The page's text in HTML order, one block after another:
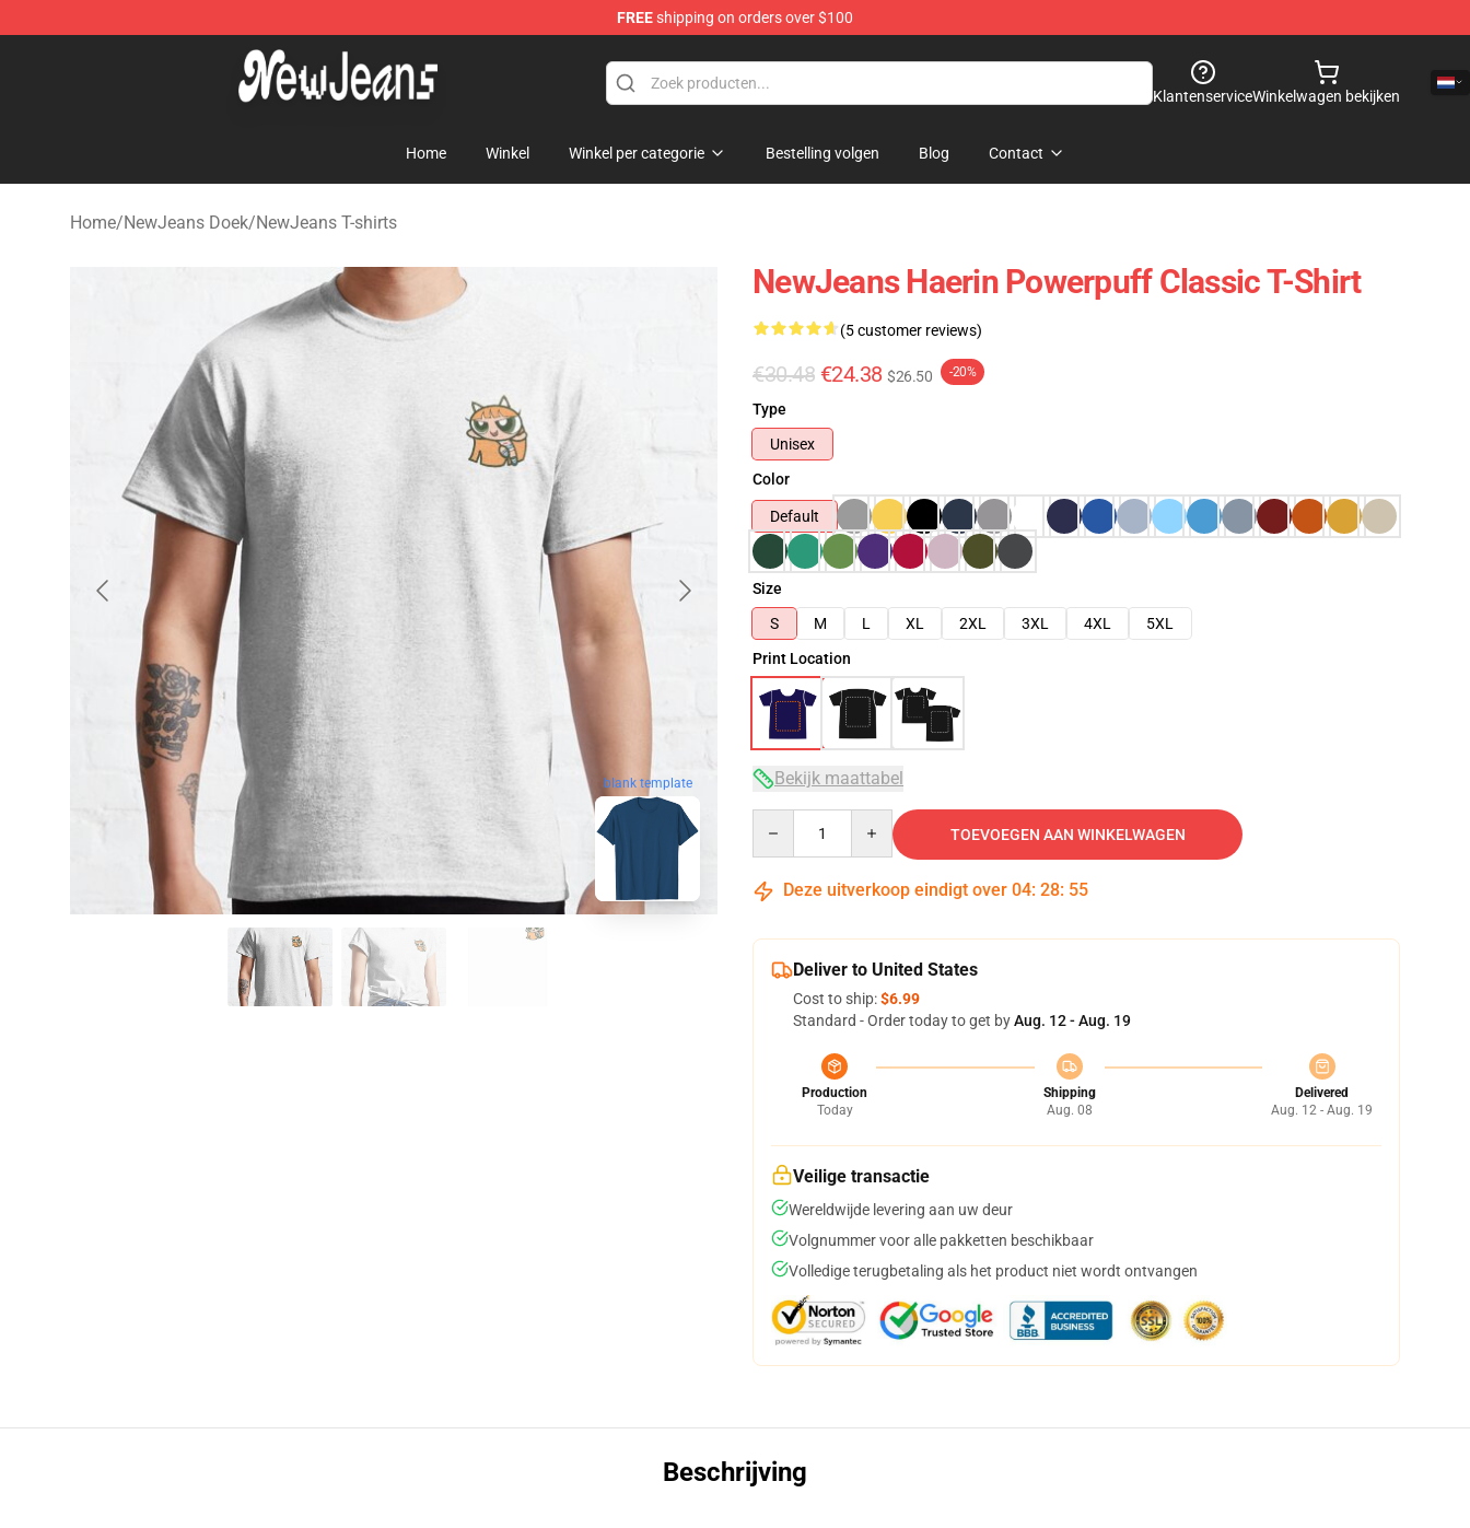
FREEshipping on orders over $100
NewJeans Store - Official NewJeans Merchandise Shop
KlantenserviceWinkelwagen bekijken
Home Winkel Winkel per categorie Bestelling volgen Blog Contact
Home/NewJeans Doek/NewJeans T-shirts
blank template
NewJeans Haerin Powerpuff Classic T-Shirt
(5 customer reviews)
€30.48 €24.38 $26.50 -20%
Type
Unisex
Color
Default
Size
S
M L XL 2XL 3XL 4XL
5XL
Print Location
Bekijk maattabel
TOEVOEGEN AAN WINKELWAGEN
Deze uitverkoop eindigt over 04: 28: 54
Deliver to United States
Cost to ship:$6.99
Standard - Order today to get byAug. 12 - Aug. 19
Production
Today
Shipping
Aug. 08
Delivered
Aug. 12 - Aug. 19
Veilige transactie
Wereldwijde levering aan uw deur
Volgnummer voor alle pakketten beschikbaar
Volledige terugbetaling als het product niet wordt ontvangen
Beschrijving